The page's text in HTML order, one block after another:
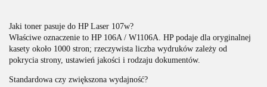
Jaki toner pasuje do HP Laser 107w?
Właściwe oznaczenie to HP 106A / W1106A. HP podaje dla oryginalnej
kasety około 1000 stron; rzeczywista liczba wydruków zależy od
pokrycia strony, ustawień jakości i rodzaju dokumentów.
Standardowa czy zwiększona wydajność?